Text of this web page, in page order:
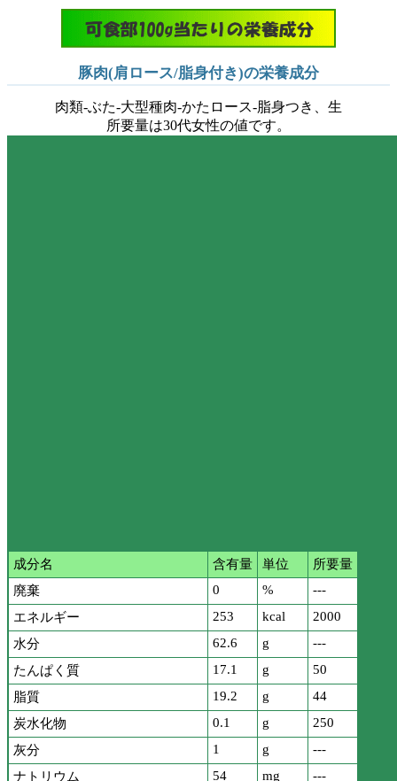
豚肉(肩ロース/脂身付き)の栄養成分
肉類-ぶた-大型種肉-かたロース-脂身つき、生
所要量は30代女性の値です。
成分名 含有量 単位
所要量
廃棄
0 %
---
エネルギー
253 kcal
2000
水分
62.6 g
---
たんぱく質
17.1 g
50
脂質
19.2 g
44
炭水化物
0.1 g
250
灰分
1 g
---
ナトリウム
54 mg
---